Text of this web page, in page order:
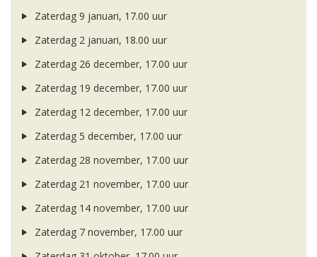
Zaterdag 9 januari, 17.00 uur
Zaterdag 2 januari, 18.00 uur
Zaterdag 26 december, 17.00 uur
Zaterdag 19 december, 17.00 uur
Zaterdag 12 december, 17.00 uur
Zaterdag 5 december, 17.00 uur
Zaterdag 28 november, 17.00 uur
Zaterdag 21 november, 17.00 uur
Zaterdag 14 november, 17.00 uur
Zaterdag 7 november, 17.00 uur